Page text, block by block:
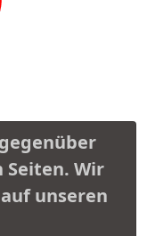
Wir
unseren